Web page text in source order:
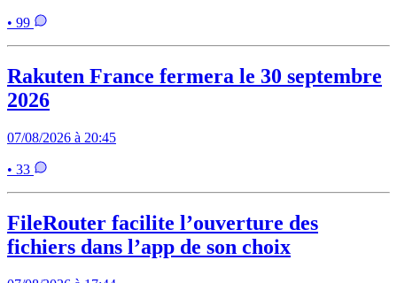
• 99
Rakuten France fermera le 30 septembre
2026
07/08/2026 à 20:45
• 33
FileRouter facilite l’ouverture des
fichiers dans l’app de son choix